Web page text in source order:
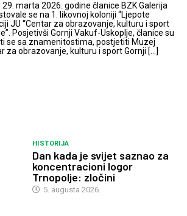
marta 2026. godine članice BZK Galerija
se na 1. likovnoj koloniji “Ljepote
JU “Centar za obrazovanje, kulturu i sport
Posjetivši Gornji Vakuf-Uskoplje, članice su
se sa znamenitostima, postjetiti Muzej
za obrazovanje, kulturu i sport Gornji […]
HISTORIJA
Dan kada je svijet saznao za
koncentracioni logor
Trnopolje: zločini
5. augusta 2026.